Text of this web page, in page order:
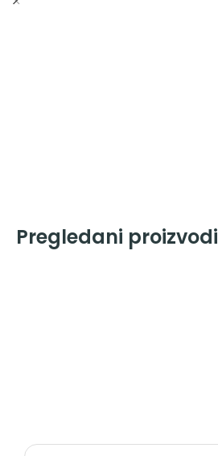
Pregledani proizvodi